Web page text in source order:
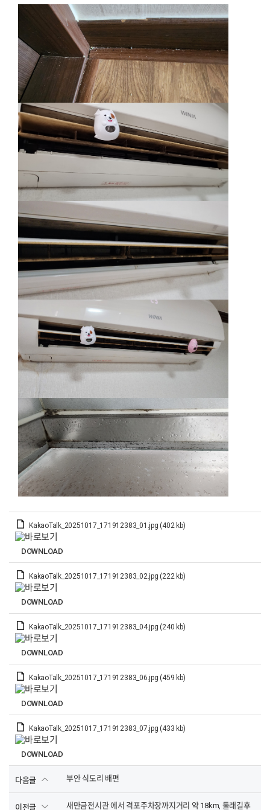
KakaoTalk_20251017_171912383_01.jpg (402 kb)
DOWNLOAD
KakaoTalk_20251017_171912383_02.jpg (222 kb)
DOWNLOAD
KakaoTalk_20251017_171912383_04.jpg (240 kb)
DOWNLOAD
KakaoTalk_20251017_171912383_06.jpg (459 kb)
DOWNLOAD
KakaoTalk_20251017_171912383_07.jpg (433 kb)
DOWNLOAD
다음글 부안 식도리 배편
이전글 새만금전시관 에서 격포주차장까지거리 약 18km, 둘래길후